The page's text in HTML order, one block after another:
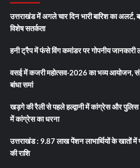
उत्तराखंड में अगले चार दिन भारी बारिश का अलर्ट,
विशेष सतर्कता
हनी ट्रैप में फंसे विंग कमांडर पर गोपनीय
वसई में कजरी महोत्सव-2026 का भव्य आयोजन,
बांधा समां
खड़गे की रैली से पहले हल्द्वानी में कांग्रेस और
में कांग्रेस का धरना
उत्तराखंड : 9.87 लाख पेंशन लाभार्थियों के खातों
की राशि